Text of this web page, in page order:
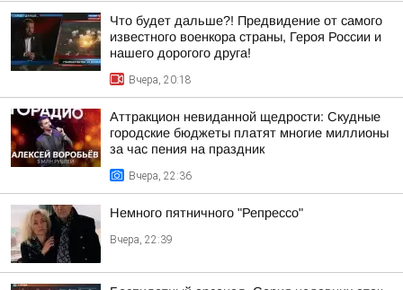
Что будет дальше?! Предвидение от самого
известного военкора страны, Героя России и
нашего дорогого друга!
Вчера, 20:18
Аттракцион невиданной щедрости: Скудные
городские бюджеты платят многие миллионы
за час пения на праздник
Вчера, 22:36
Немного пятничного "Репрессо"
Вчера, 22:39